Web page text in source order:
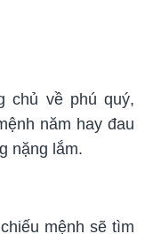
chủ về phú quý,
năm hay đau
nặng lắm.
mệnh sẽ tìm